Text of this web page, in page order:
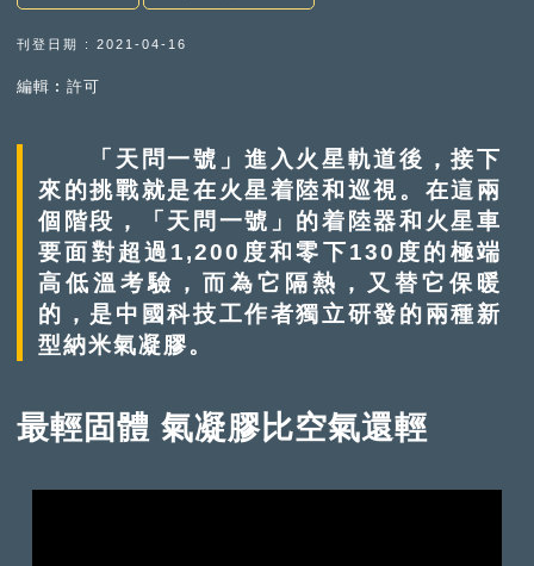
刊登日期 : 2021-04-16
編輯︰許可
「天問一號」進入火星軌道後，接下
來的挑戰就是在火星着陸和巡視。在這兩
個階段，「天問一號」的着陸器和火星車
要面對超過1,200度和零下130度的極端
高低溫考驗，而為它隔熱，又替它保暖
的，是中國科技工作者獨立研發的兩種新
型納米氣凝膠。
最輕固體 氣凝膠比空氣還輕